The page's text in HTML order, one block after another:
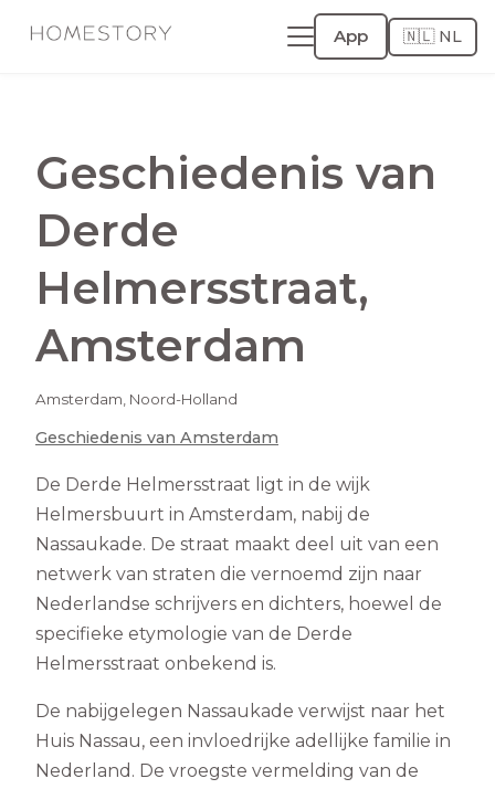
App 🇳🇱 NL
Geschiedenis van
Derde
Helmersstraat,
Amsterdam
Amsterdam, Noord-Holland
Geschiedenis van Amsterdam
De Derde Helmersstraat ligt in de wijk
Helmersbuurt in Amsterdam, nabij de
Nassaukade. De straat maakt deel uit van een
netwerk van straten die vernoemd zijn naar
Nederlandse schrijvers en dichters, hoewel de
specifieke etymologie van de Derde
Helmersstraat onbekend is.
De nabijgelegen Nassaukade verwijst naar het
Huis Nassau, een invloedrijke adellijke familie in
Nederland. De vroegste vermelding van de